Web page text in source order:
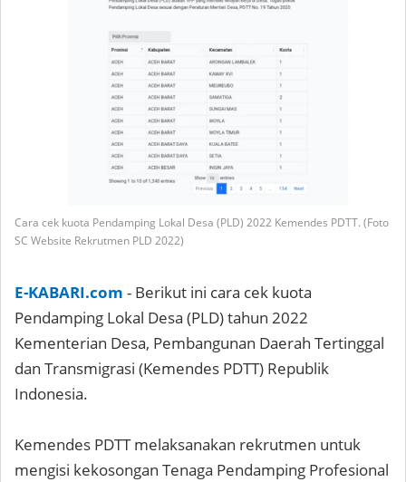
Cara cek kuota Pendamping Lokal Desa (PLD) 2022 Kemendes PDTT. (Foto
SC Website Rekrutmen PLD 2022)
E-KABARI.com - Berikut ini cara cek kuota
Pendamping Lokal Desa (PLD) tahun 2022
Kementerian Desa, Pembangunan Daerah Tertinggal
dan Transmigrasi (Kemendes PDTT) Republik
Indonesia.
Kemendes PDTT melaksanakan rekrutmen untuk
mengisi kekosongan Tenaga Pendamping Profesional